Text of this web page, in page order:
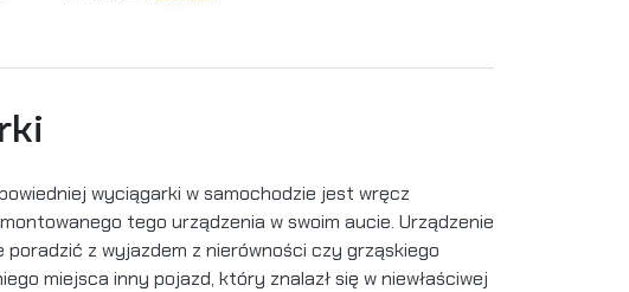
wyciągarki w samochodzie jest wręcz
tego urządzenia w swoim aucie. Urządzenie
z wyjazdem z nierówności czy grząskiego
miejsca inny pojazd, który znalazł się w niewłaściwej